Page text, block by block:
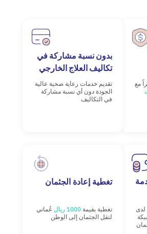
لمدة 24 شهراً مع
بدون نسبة مشاركة في
تكاليف العلاج الخارجي
تقديم خدمات رعاية صحية عالية
الجودة دون أي نسبة مشاركة
في التكاليف
خدمة
لدى
تغطية إعادة الجثمان
تغطية بقيمة1000 ريال
عُماني
لنقل الجثمان إلى الوطن